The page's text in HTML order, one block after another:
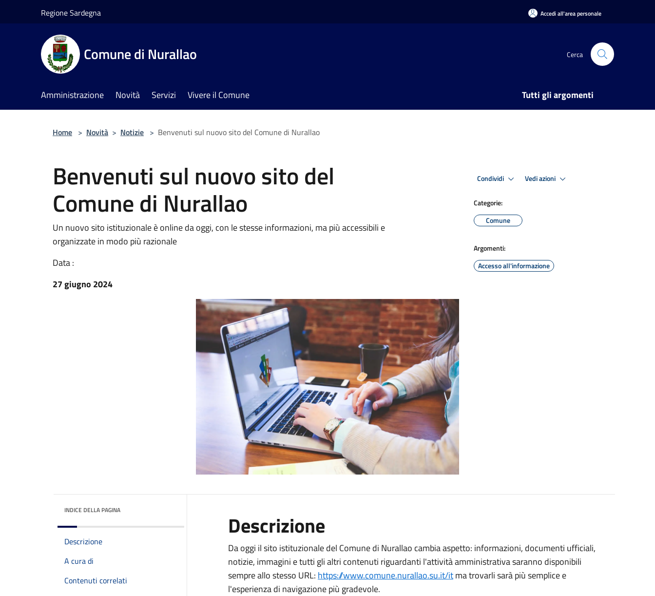
Regione Sardegna Accedi all'area personale
Comune di Nurallao Cerca
Amministrazione Novità Servizi Vivere il Comune Tutti gli argomenti
Home > Novità > Notizie > Benvenuti sul nuovo sito del Comune di Nurallao
Benvenuti sul nuovo sito del
Comune di Nurallao
Un nuovo sito istituzionale è online da oggi, con le stesse informazioni, ma più accessibili e
organizzate in modo più razionale
Data :
27 giugno 2024
Condividi Vedi azioni
Categorie:
Comune
Argomenti:
Accesso all'informazione
INDICE DELLA PAGINA
Descrizione
A cura di
Contenuti correlati
Descrizione
Da oggi il sito istituzionale del Comune di Nurallao cambia aspetto: informazioni, documenti ufficiali,
notizie, immagini e tutti gli altri contenuti riguardanti l'attività amministrativa saranno disponibili
sempre allo stesso URL: https://www.comune.nurallao.su.it/itma trovarli sarà più semplice e
l'esperienza di navigazione più gradevole.